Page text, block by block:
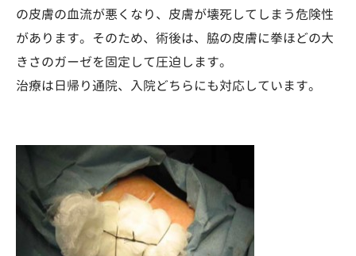
の皮膚の血流が悪くなり、皮膚が壊死してしまう危険性
があります。そのため、術後は、脇の皮膚に拳ほどの大
きさのガーゼを固定して圧迫します。
治療は日帰り通院、入院どちらにも対応しています。